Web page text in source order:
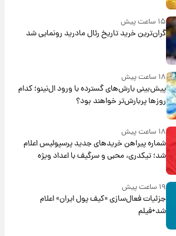
۱۵ ساعت پیش
گران‌ترین خرید تاریخ رئال مادرید رونمایی شد
۱۸ ساعت پیش
پیش‌بینی بارش‌های گسترده با ورود ال‌نینو؛ کدام
روزها پربارش‌تر خواهند بود؟
۱۸ ساعت پیش
شماره پیراهن خریدهای جدید پرسپولیس اعلام
شد؛ تیکدری، محبی و سرگیف با اعداد ویژه
۱۹ ساعت پیش
جزئیات فعال‌سازی «کیف پول ایران» اعلام
شد+فیلم